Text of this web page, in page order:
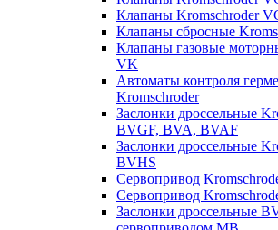
Клапаны Kromschroder
Клапаны сбросные
Клапаны газовые
VK
Автоматы контроля
Kromschroder
Заслонки дроссельные
BVGF, BVA, BVAF
Заслонки дроссельные
BVHS
Сервопривод
Сервопривод
Заслонки дроссельные